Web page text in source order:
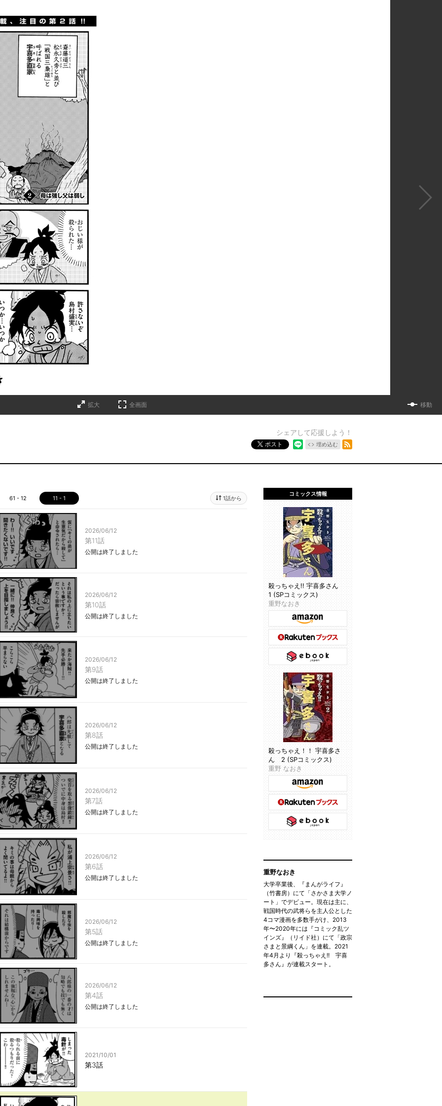
拡大 全画面 移動
シェアして応援しよう！
ポスト 埋め込む
61 - 12 11 - 1 1話から
2026/06/12
第11話
公開は終了しました
2026/06/12
第10話
公開は終了しました
2026/06/12
第9話
公開は終了しました
2026/06/12
第8話
公開は終了しました
2026/06/12
第7話
公開は終了しました
2026/06/12
第6話
公開は終了しました
2026/06/12
第5話
公開は終了しました
2026/06/12
第4話
公開は終了しました
2021/10/01
第3話
コミックス情報
殺っちゃえ!! 宇喜多さん
1 (SPコミックス)
重野なおき
殺っちゃえ！！ 宇喜多さ
ん 2 (SPコミックス)
重野 なおき
重野なおき
大学卒業後、『まんがライフ』
（竹書房）にて「さかさま大学ノ
ート」でデビュー。現在は主に、
戦国時代の武将らを主人公とした
4コマ漫画を多数手がけ、2013
年〜2020年には『コミック乱ツ
インズ』（リイド社）にて「政宗
さまと景綱くん」を連載。2021
年4月より『殺っちゃえ!! 宇喜
多さん』が連載スタート。